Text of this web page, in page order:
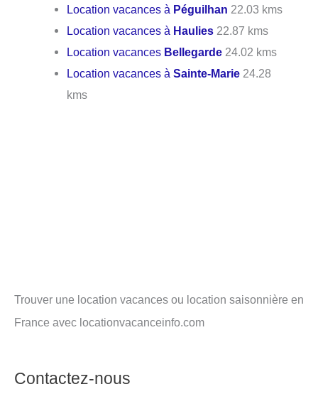
Location vacances à Péguilhan 22.03 kms
Location vacances à Haulies 22.87 kms
Location vacances Bellegarde 24.02 kms
Location vacances àSainte-Marie 24.28
kms
Trouver une location vacances ou location saisonnière en
France avec locationvacanceinfo.com
Contactez-nous